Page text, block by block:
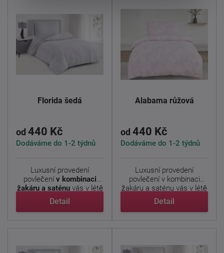
Florida šedá
od 440 Kč
Dodáváme do 1-2 týdnů
Luxusní provedení
povlečenív kombinaci
žakáru a saténuvás v létě
...
Detail
Alabama růžová
od 440 Kč
Dodáváme do 1-2 týdnů
Luxusní provedení
povlečení v kombinaci
žakáru a saténu vás v létě
...
Detail